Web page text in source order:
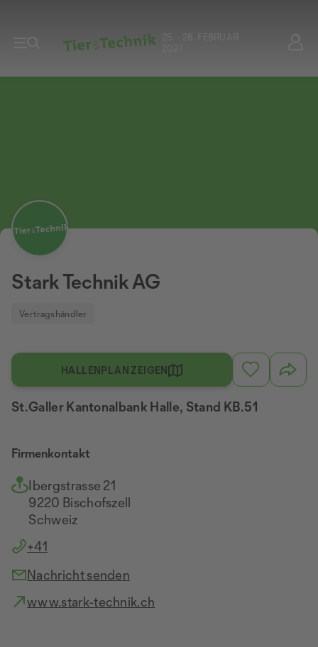
25. - 28. FEBRUAR
Stark Technik AG
Vertragshändler
HALLENPLAN ZEIGEN
St.Galler Kantonalbank Halle, Stand KB.51
Firmenkontakt
Ibergstrasse 21
9220 Bischofszell
Schweiz
+41
Nachricht senden
www.stark-technik.ch